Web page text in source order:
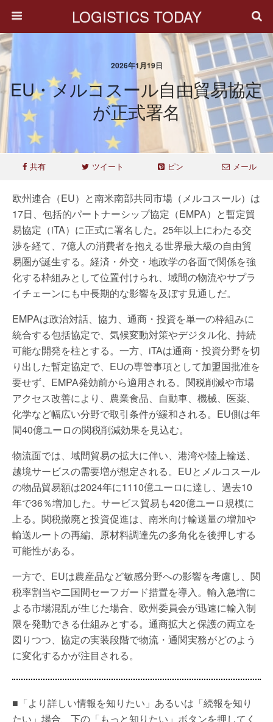
LOGISTICS TODAY
2026年1月19日
EU・メルコスール自由貿易協定
が正式署名
共有 ツイート ピン メール
欧州連合（EU）と南米南部共同市場（メルコスール）は
17日、包括的パートナーシップ協定（EMPA）と暫定貿
易協定（iTA）に正式に署名した。25年以上にわたる交
渉を経て、7億人の消費者を抱える世界最大級の自由貿
易圏が誕生する。経済・外交・地政学の各面で関係を強
化する枠組みとして位置付けられ、域間の物流やサプラ
イチェーンにも中長期的な影響を及ぼす見通しだ。
EMPAは政治対話、協力、通商・投資を単一の枠組みに
統合する包括協定で、気候変動対策やデジタル化、持続
可能な開発を柱とする。一方、iTAは通商・投資分野を切
り出した暫定協定で、EUの専管事項として加盟国批准を
要せず、EMPA発効前から適用される。関税削減や市場
アクセス改善により、農業食品、自動車、機械、医薬、
化学など幅広い分野で取引条件が緩和される。EU側は年
間40億ユーロの関税削減効果を見込む。
物流面では、域間貿易の拡大に伴い、港湾や陸上輸送、
越境サービスの需要増が想定される。EUとメルコスール
の物品貿易額は2024年に1110億ユーロに達し、過去10
年で36％増加した。サービス貿易も420億ユーロ規模に
上る。関税撤廃と投資促進は、南米向け輸送量の増加や
輸送ルートの再編、原材料調達先の多角化を後押しする
可能性がある。
一方で、EUは農産品など敏感分野への影響を考慮し、関
税率割当や二国間セーフガード措置を導入。輸入急増に
よる市場混乱が生じた場合、欧州委員会が迅速に輸入制
限を発動できる仕組みとする。通商拡大と保護の両立を
図りつつ、協定の実装段階で物流・通関実務がどのよう
に変化するかが注目される。
■「より詳しい情報を知りたい」あるいは「続報を知り
たい」場合、下の「もっと知りたい」ボタンを押してく